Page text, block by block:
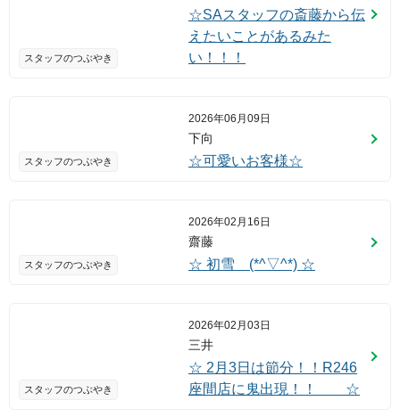
スタッフのつぶやき
☆SAスタッフの斎藤から伝
えたいことがあるみた
い！！！
スタッフのつぶやき
2026年06月09日
下向
☆可愛いお客様☆
スタッフのつぶやき
2026年02月16日
齋藤
☆ 初雪 (*^▽^*) ☆
スタッフのつぶやき
2026年02月03日
三井
☆ 2月3日は節分！！R246
座間店に鬼出現！！ ☆